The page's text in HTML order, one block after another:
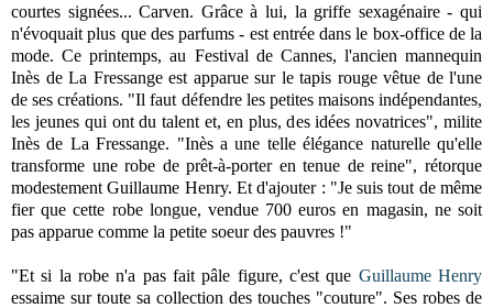
courtes signées... Carven. Grâce à lui, la griffe sexagénaire - qui
n'évoquait plus que des parfums - est entrée dans le box-office de la
mode. Ce printemps, au Festival de Cannes, l'ancien mannequin
Inès de La Fressange est apparue sur le tapis rouge vêtue de l'une
de ses créations. "Il faut défendre les petites maisons indépendantes,
les jeunes qui ont du talent et, en plus, des idées novatrices", milite
Inès de La Fressange. "Inès a une telle élégance naturelle qu'elle
transforme une robe de prêt-à-porter en tenue de reine", rétorque
modestement Guillaume Henry. Et d'ajouter : "Je suis tout de même
fier que cette robe longue, vendue 700 euros en magasin, ne soit
pas apparue comme la petite soeur des pauvres !"
"Et si la robe n'a pas fait pâle figure, c'est que Guillaume Henry
essaime sur toute sa collection des touches "couture". Ses robes de